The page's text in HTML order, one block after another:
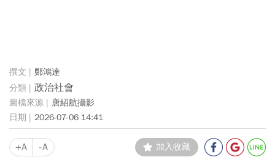
鄭鴻達
政治社會
唐紹航攝影
2026-07-06 14:41
+A -A 加入收藏